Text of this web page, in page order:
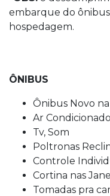
embarque do
hospedagem.
ÔNIBUS
Ônibus Novo
Ar Condicionado
Tv, Som
Poltronas
Controle
Cortina nas
Tomadas pra